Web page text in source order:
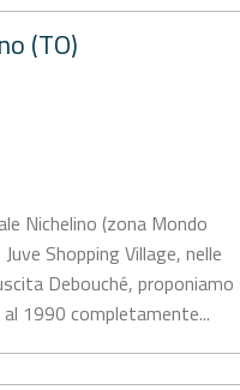
(TO)
Nichelino (zona Mondo
Shopping Village, nelle
Debouché, proponiamo
1990 completamente...